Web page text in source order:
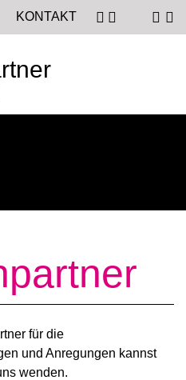
KONTAKT
für die
und Anregungen kannst
wenden.